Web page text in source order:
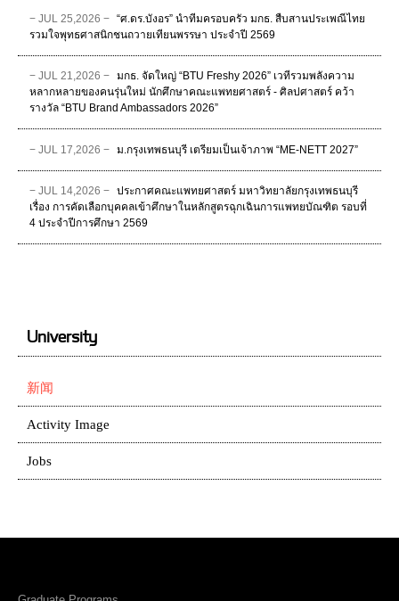
− JUL 25,2026 − “ศ.ดร.บังอร” นำทีมครอบครัว มกธ. สืบสานประเพณีไทย
รวมใจพุทธศาสนิกชนถวายเทียนพรรษา ประจำปี 2569
− JUL 21,2026 − มกธ. จัดใหญ่ “BTU Freshy 2026” เวทีรวมพลังความ
หลากหลายของคนรุ่นใหม่ นักศึกษาคณะแพทยศาสตร์ - ศิลปศาสตร์ คว้า
รางวัล “BTU Brand Ambassadors 2026”
− JUL 17,2026 − ม.กรุงเทพธนบุรี เตรียมเป็นเจ้าภาพ “ME-NETT 2027”
− JUL 14,2026 − ประกาศคณะแพทยศาสตร์ มหาวิทยาลัยกรุงเทพธนบุรี
เรื่อง การคัดเลือกบุคคลเข้าศึกษาในหลักสูตรฉุกเฉินการแพทยบัณฑิต รอบที่
4 ประจําปีการศึกษา 2569
University
新闻
Activity Image
Jobs